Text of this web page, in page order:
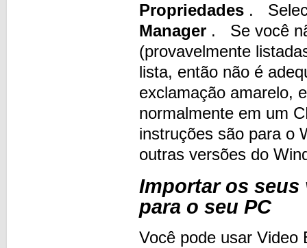
Propriedades .
Manager . Se você
(provavelmente
lista, então não é
exclamação amarelo,
normalmente em um
instruções são para o
outras versões do
Importar os
para o seu PC
Você pode usar Video